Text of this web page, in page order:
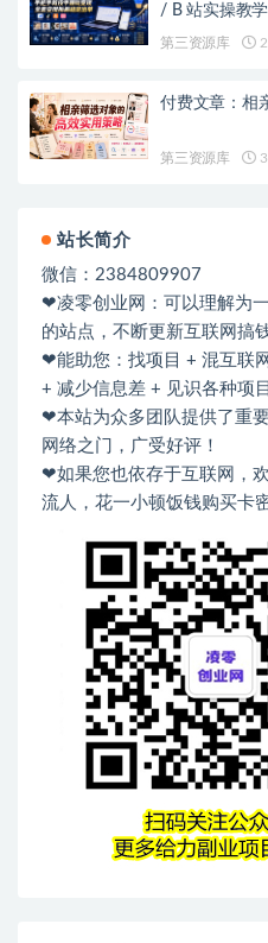
/ B 站实操教
第三资源库 2
付费文章：相
第三资源库 3
站长简介
微信：2384809907
❤凌零创业网：可以理解为
的站点，不断更新互联网搞
❤能助您：找项目 + 混互联
+ 减少信息差 + 见识各种项
❤本站为众多团队提供了重
网络之门，广受好评！
❤如果您也依存于互联网，
流人，花一小顿饭钱购买卡